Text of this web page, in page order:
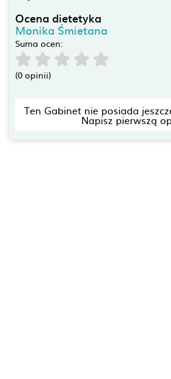
Ocena dietetyka
Monika Śmietana
Suma ocen:
(0 opinii)
Ten Gabinet nie posiada
Napisz pierwszą